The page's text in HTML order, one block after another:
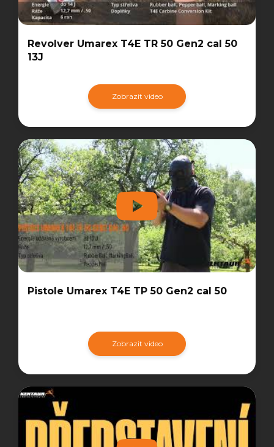
Revolver Umarex T4E TR 50 Gen2 cal 50
13J
Zobrazit video
Pistole Umarex T4E TP 50 Gen2 cal 50
Zobrazit video